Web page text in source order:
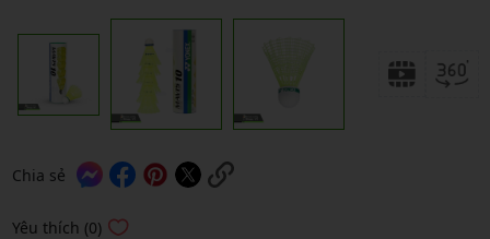
Chia sẻ
Yêu thích (0)